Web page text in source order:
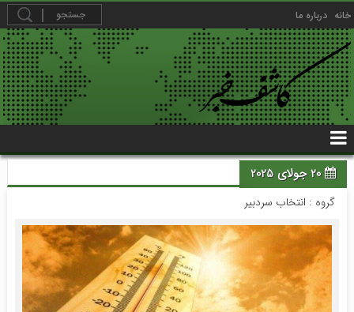
خانه درباره ما
20 جولای 2025
گروه : انتخاب سردبیر